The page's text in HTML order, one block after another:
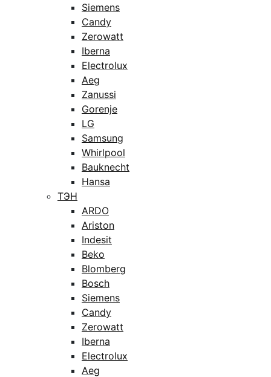
Siemens
Candy
Zerowatt
Iberna
Electrolux
Aeg
Zanussi
Gorenje
LG
Samsung
Whirlpool
Bauknecht
Hansa
ТЭН
ARDO
Ariston
Indesit
Beko
Blomberg
Bosch
Siemens
Candy
Zerowatt
Iberna
Electrolux
Aeg